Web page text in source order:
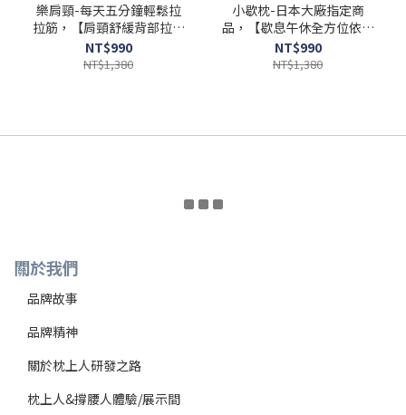
樂肩頸-每天五分鐘輕鬆拉
拉筋，【肩頸舒緩背部拉伸
一次到位不求人!】
NT$990
NT$1,380
小歇枕-日本大廠指定商
品，【歇息午休全方位依託
幫助放鬆！！】
NT$990
NT$1,380
關於我們
品牌故事
品牌精神
關於枕上人研發之路
枕上人&撐腰人體驗/展示間